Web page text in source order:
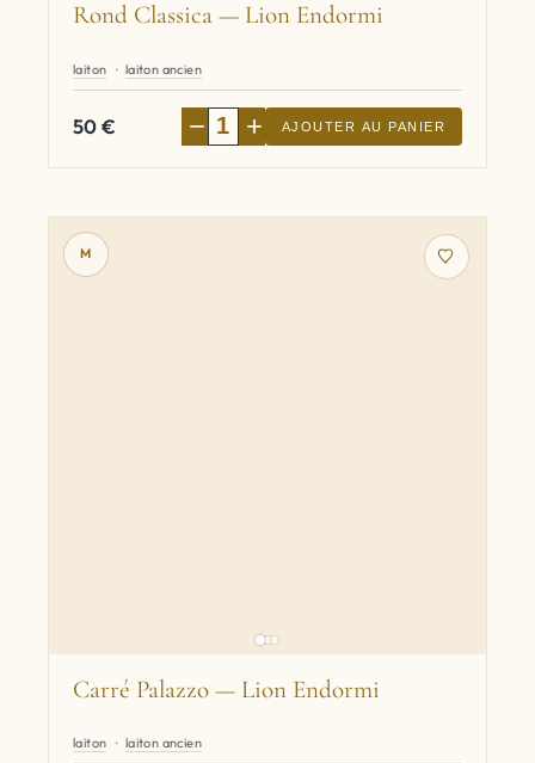
Rond Classica — Lion Endormi
laiton laiton ancien
50€ − + AJOUTER AU PANIER
M
Carré Palazzo — Lion Endormi
laiton laiton ancien